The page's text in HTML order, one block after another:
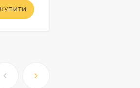
КУПИТИ